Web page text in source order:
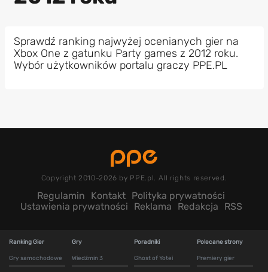
Sprawdź ranking najwyżej ocenianych gier na
Xbox One z gatunku Party games z 2012 roku.
Wybór użytkowników portalu graczy PPE.PL
Copyright 2010-2026 by PPE.pl. All rights reserved.
Regulamin Kontakt Polityka prywatności
Ustawienia prywatności
Reklama Redakcja RSS
Ranking Gier
Gry samochodowe
Gry
Wiedźmin 3
Poradniki
Ghost of Yotei
Polecane strony
Premiery gier